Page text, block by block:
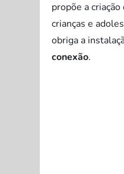
propõe a criação
crianças e
obriga a
conexão.